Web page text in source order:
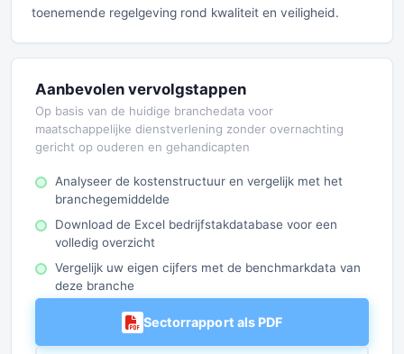
toenemende regelgeving rond kwaliteit en veiligheid.
Aanbevolen vervolgstappen
Op basis van de huidige branchedata voor
maatschappelijke dienstverlening zonder overnachting
gericht op ouderen en gehandicapten
Analyseer de kostenstructuur en vergelijk met het
branchegemiddelde
Download de Excel bedrijfstakdatabase voor een
volledig overzicht
Vergelijk uw eigen cijfers met de benchmarkdata van
deze branche
Sectorrapport als PDF